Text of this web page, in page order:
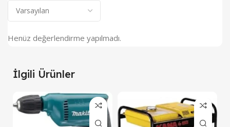
Henüz değerlendirme yapılmadı.
İlgili Ürünler